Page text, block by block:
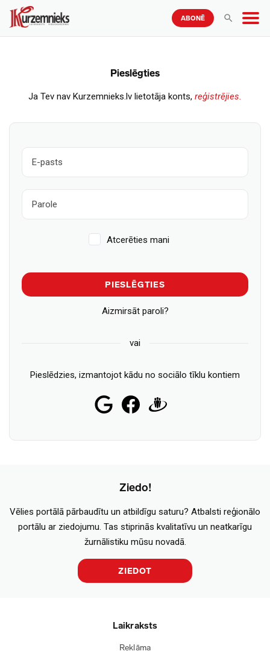
ABONĒ
Pieslēgties
Ja Tev nav Kurzemnieks.lv lietotāja konts, reģistrējies.
Atcerēties mani
PIESLĒGTIES
Aizmirsāt paroli?
vai
Pieslēdzies, izmantojot kādu no sociālo tīklu kontiem
Ziedo!
Vēlies portālā pārbaudītu un atbildīgu saturu? Atbalsti reģionālo
portālu ar ziedojumu. Tas stiprinās kvalitatīvu un neatkarīgu
žurnālistiku mūsu novadā.
ZIEDOT
Laikraksts
Reklāma